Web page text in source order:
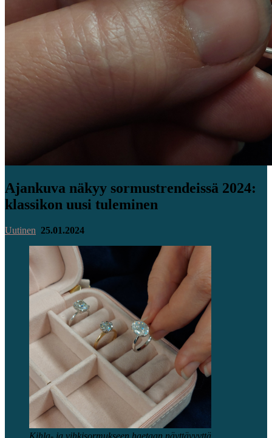
Ajankuva näkyy sormustrendeissä 2024:
klassikon uusi tuleminen
Uutinen 25.01.2024
Kihla- ja vihkisormukseen haetaan näyttävyyttä